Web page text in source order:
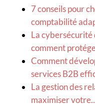
7 conseils pour
comptabilité
La cybersécurité
comment
Comment
services B2B
La gestion des
maximiser